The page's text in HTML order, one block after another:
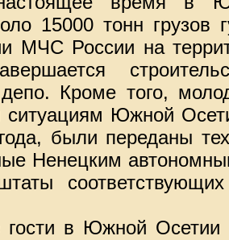
15000 тонн грузов
МЧС России на
Кроме того,
Южной
были переданы
Ненецким
в Южной